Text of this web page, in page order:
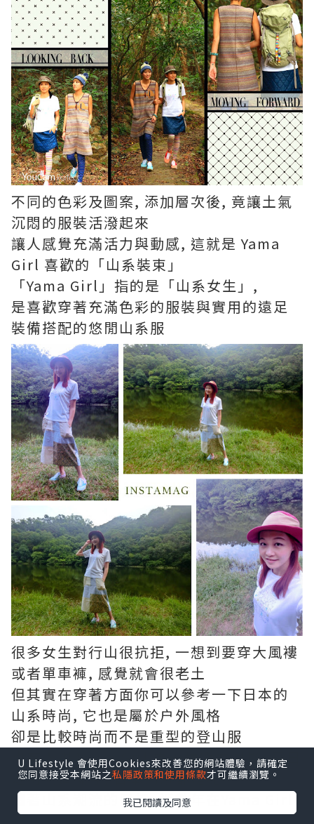
不同的色彩及圖案, 添加層次後, 竟讓土氣
沉悶的服裝活潑起來
讓人感覺充滿活力與動感, 這就是 Yama
Girl 喜歡的「山系裝束」
「Yama Girl」指的是「山系女生」,
是喜歡穿著充滿色彩的服裝與實用的遠足
裝備搭配的悠閒山系服
很多女生對行山很抗拒, 一想到要穿大風褸
或者單車褲, 感覺就會很老土
但其實在穿著方面你可以參考一下日本的
山系時尚, 它也是屬於户外風格
卻是比較時尚而不是重型的登山服
也有人視 Yama Girl 為一種穿衣風格, 平日
逛街也這樣穿, 日本到處都是呢
隨著山系潮流的冒起, 近數年在Yama Girl
U Lifestyle 會使用Cookies來改善您的網站體驗，請確定
您同意接受本網站之私隱政策和使用條款才可繼續瀏覽。
我已閱讀及同意